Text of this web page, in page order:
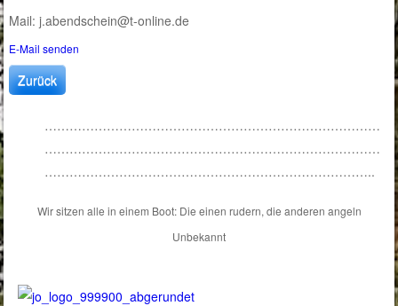
Mail: j.abendschein@t-online.de
E-Mail senden
Zurück
………………………………………………………………………
………………………………………………………………………
……………………………………………………………………..
Wir sitzen alle in einem Boot: Die einen rudern, die anderen angeln
Unbekannt